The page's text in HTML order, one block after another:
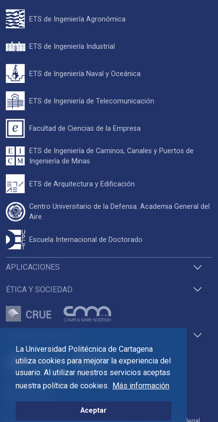
La Universidad Politécnica de Cartagena
utiliza cookies para mejorar la experiencia del
usuario. Al utilizar nuestros servicios aceptas
nuestra política de cookies. Más información
Aceptar
Pza. del Cronista Isidoro Valverde
Edif. La Milagrosa
APLICACIONES
ÉTICA Y SOCIEDAD
ETS de Ingeniería Agronómica
ETS de Ingeniería Industrial
ETS de Ingeniería Naval y Oceánica
ETS de Ingeniería de Telecomunicación
Facultad de Ciencias de la Empresa
ETS de Ingeniería de Caminos, Canales y Puertos de
Ingeniería de Minas
ETS de Arquitectura y Edificación
Centro Universitario de la Defensa. Academia General del
Aire
Escuela Internacional de Doctorado